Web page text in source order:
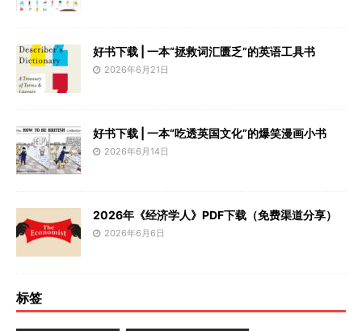
好书下载 | 一本“拯救词汇匮乏”的英语工具书
2026年6月21日
好书下载 | 一本“吃透英国文化”的爆笑漫画小书
2026年6月14日
2026年《经济学人》PDF下载（免费渠道分享）
2026年6月6日
标签